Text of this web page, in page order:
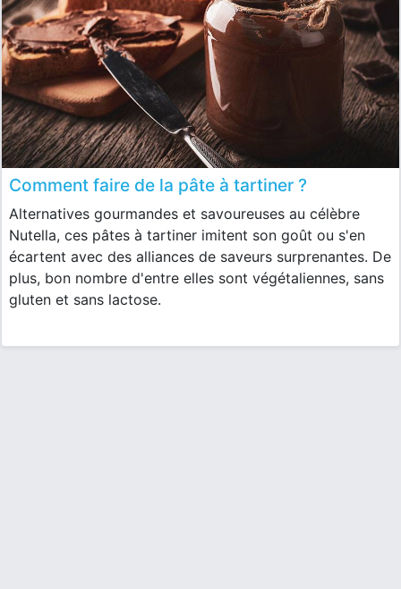
Comment faire de la pâte à tartiner ?
Alternatives gourmandes et savoureuses au célèbre
Nutella, ces pâtes à tartiner imitent son goût ou s'en
écartent avec des alliances de saveurs surprenantes. De
plus, bon nombre d'entre elles sont végétaliennes, sans
gluten et sans lactose.